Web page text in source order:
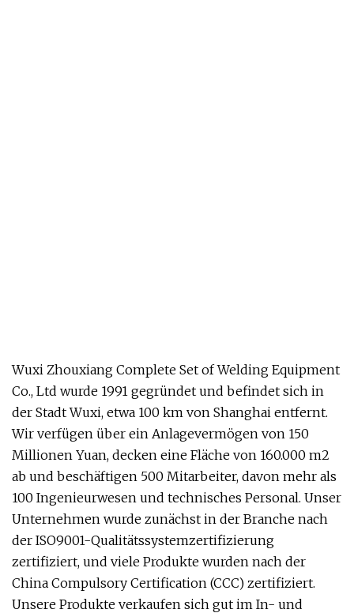
Wuxi Zhouxiang Complete Set of Welding Equipment
Co., Ltd wurde 1991 gegründet und befindet sich in
der Stadt Wuxi, etwa 100 km von Shanghai entfernt.
Wir verfügen über ein Anlagevermögen von 150
Millionen Yuan, decken eine Fläche von 160.000 m2
ab und beschäftigen 500 Mitarbeiter, davon mehr als
100 Ingenieurwesen und technisches Personal. Unser
Unternehmen wurde zunächst in der Branche nach
der ISO9001-Qualitätssystemzertifizierung
zertifiziert, und viele Produkte wurden nach der
China Compulsory Certification (CCC) zertifiziert.
Unsere Produkte verkaufen sich gut im In- und